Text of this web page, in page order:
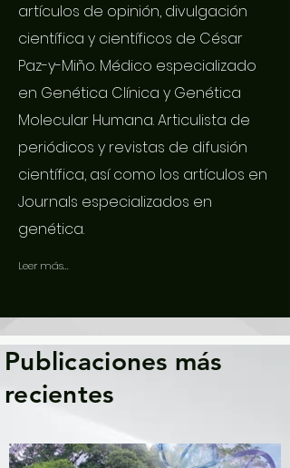
artículos de opinión, divulgación
científica y científicos de César
Paz-y-Miño. Médico especializado
en Genética Clínica y Genética
Molecular Humana. Articulista de
periódicos y revistas de difusión
científica, así como los artículos en
Journals especializados en
genética.
Leer más...
Publicaciones más
recientes